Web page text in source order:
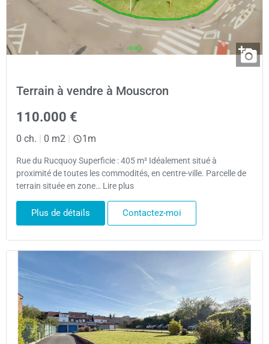
Terrain à vendre à Mouscron
110.000 €
0 ch. | 0 m2 | 1m
Rue du Rucquoy Superficie : 405 m² Idéalement situé à
proximité de toutes les commodités, en centre-ville. Parcelle de
terrain située en zone… Lire plus
Plus de détails Contactez-moi